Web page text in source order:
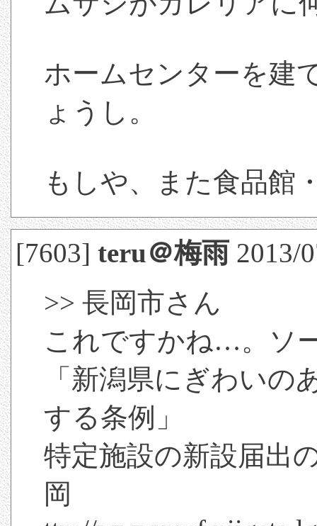
ホームセンターを建
ょうし。
もしや、また食品館
[7603]teru＠梅雨 2013/
>> 長岡市さん
これですかね…。ソ
「新潟県にぎわい
する条例」
特定施設の新設届出
岡